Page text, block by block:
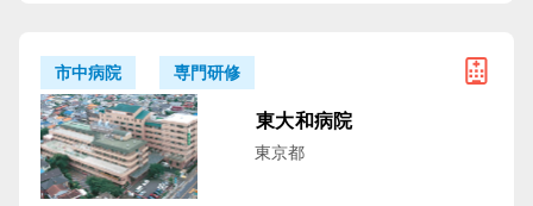
市中病院 専門研修
東大和病院
東京都